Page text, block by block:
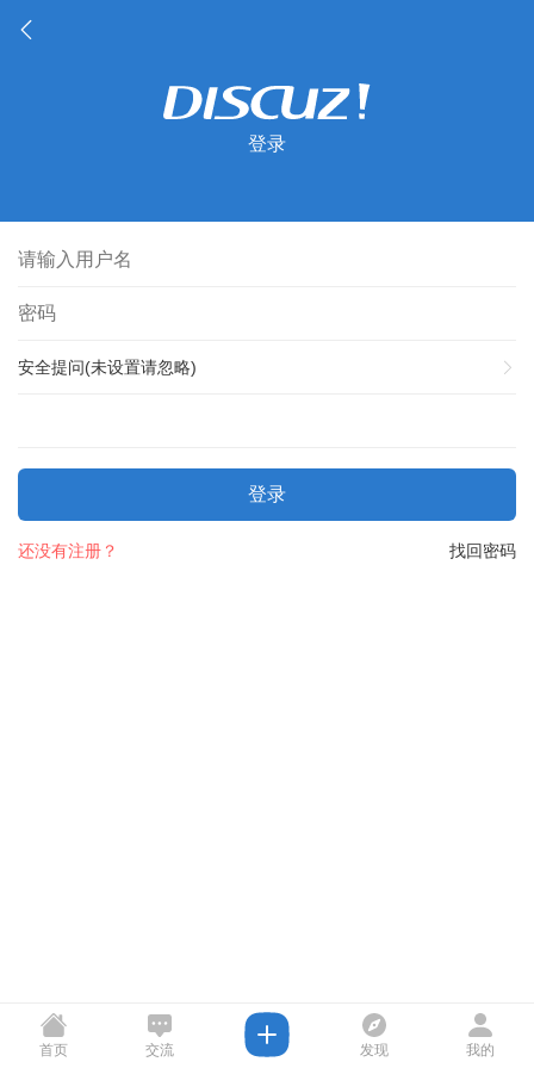
登录
安全提问(未设置请忽略)
登录
找回密码
还没有注册？
首页 交流 发现 我的